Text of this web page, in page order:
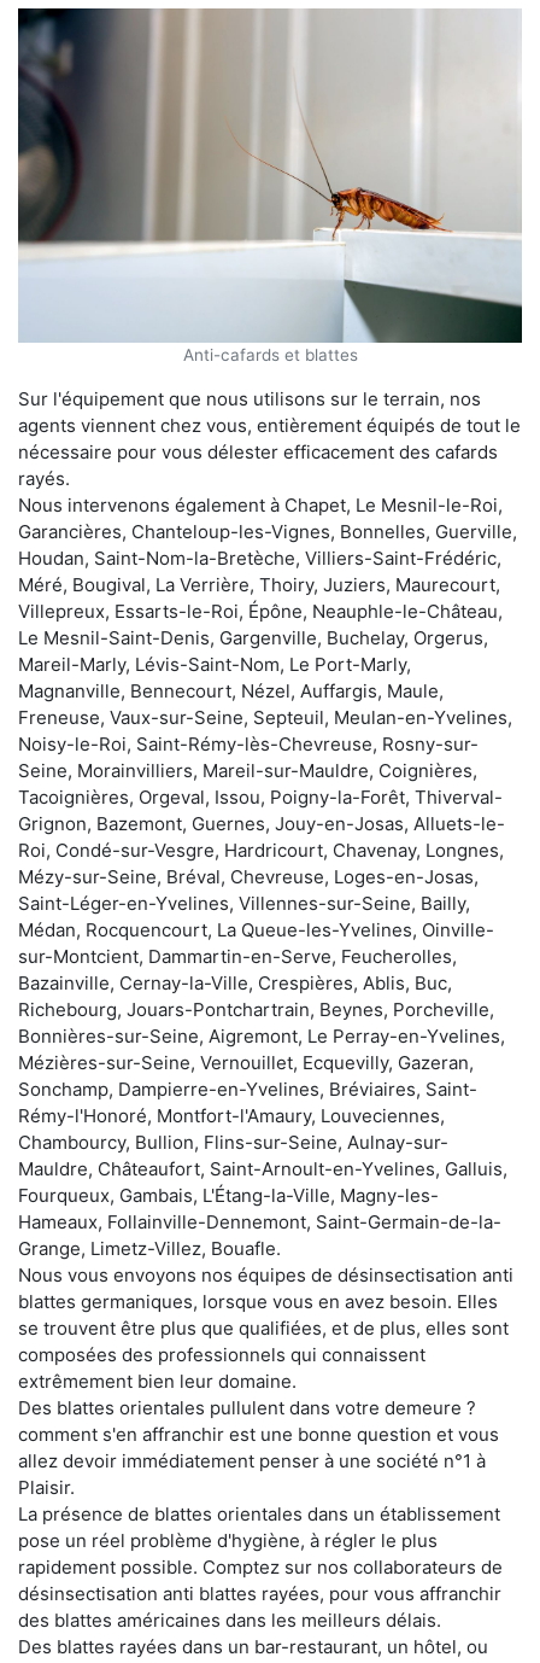
Anti-cafards et blattes
Sur l'équipement que nous utilisons sur le terrain, nos
agents viennent chez vous, entièrement équipés de tout le
nécessaire pour vous délester efficacement des cafards
rayés.
Nous intervenons également à Chapet, Le Mesnil-le-Roi,
Garancières, Chanteloup-les-Vignes, Bonnelles, Guerville,
Houdan, Saint-Nom-la-Bretèche, Villiers-Saint-Frédéric,
Méré, Bougival, La Verrière, Thoiry, Juziers, Maurecourt,
Villepreux, Essarts-le-Roi, Épône, Neauphle-le-Château,
Le Mesnil-Saint-Denis, Gargenville, Buchelay, Orgerus,
Mareil-Marly, Lévis-Saint-Nom, Le Port-Marly,
Magnanville, Bennecourt, Nézel, Auffargis, Maule,
Freneuse, Vaux-sur-Seine, Septeuil, Meulan-en-Yvelines,
Noisy-le-Roi, Saint-Rémy-lès-Chevreuse, Rosny-sur-
Seine, Morainvilliers, Mareil-sur-Mauldre, Coignières,
Tacoignières, Orgeval, Issou, Poigny-la-Forêt, Thiverval-
Grignon, Bazemont, Guernes, Jouy-en-Josas, Alluets-le-
Roi, Condé-sur-Vesgre, Hardricourt, Chavenay, Longnes,
Mézy-sur-Seine, Bréval, Chevreuse, Loges-en-Josas,
Saint-Léger-en-Yvelines, Villennes-sur-Seine, Bailly,
Médan, Rocquencourt, La Queue-les-Yvelines, Oinville-
sur-Montcient, Dammartin-en-Serve, Feucherolles,
Bazainville, Cernay-la-Ville, Crespières, Ablis, Buc,
Richebourg, Jouars-Pontchartrain, Beynes, Porcheville,
Bonnières-sur-Seine, Aigremont, Le Perray-en-Yvelines,
Mézières-sur-Seine, Vernouillet, Ecquevilly, Gazeran,
Sonchamp, Dampierre-en-Yvelines, Bréviaires, Saint-
Rémy-l'Honoré, Montfort-l'Amaury, Louveciennes,
Chambourcy, Bullion, Flins-sur-Seine, Aulnay-sur-
Mauldre, Châteaufort, Saint-Arnoult-en-Yvelines, Galluis,
Fourqueux, Gambais, L'Étang-la-Ville, Magny-les-
Hameaux, Follainville-Dennemont, Saint-Germain-de-la-
Grange, Limetz-Villez, Bouafle.
Nous vous envoyons nos équipes de désinsectisation anti
blattes germaniques, lorsque vous en avez besoin. Elles
se trouvent être plus que qualifiées, et de plus, elles sont
composées des professionnels qui connaissent
extrêmement bien leur domaine.
Des blattes orientales pullulent dans votre demeure ?
comment s'en affranchir est une bonne question et vous
allez devoir immédiatement penser à une société n°1 à
Plaisir.
La présence de blattes orientales dans un établissement
pose un réel problème d'hygiène, à régler le plus
rapidement possible. Comptez sur nos collaborateurs de
désinsectisation anti blattes rayées, pour vous affranchir
des blattes américaines dans les meilleurs délais.
Des blattes rayées dans un bar-restaurant, un hôtel, ou